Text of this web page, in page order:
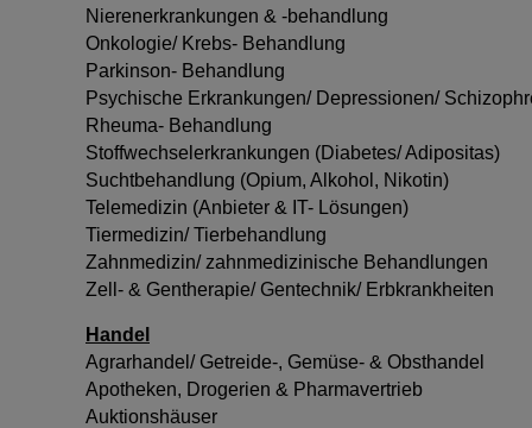
Nierenerkrankungen & -behandlung
Onkologie/ Krebs- Behandlung
Parkinson- Behandlung
Psychische Erkrankungen/ Depressionen/
Rheuma- Behandlung
Stoffwechselerkrankungen (Diabetes/ Adipositas)
Suchtbehandlung (Opium, Alkohol, Nikotin)
Telemedizin (Anbieter & IT- Lösungen)
Tiermedizin/ Tierbehandlung
Zahnmedizin/ zahnmedizinische Behandlungen
Zell- & Gentherapie/ Gentechnik/ Erbkrankheiten
Handel
Agrarhandel/ Getreide-, Gemüse- & Obsthandel
Apotheken, Drogerien & Pharmavertrieb
Auktionshäuser